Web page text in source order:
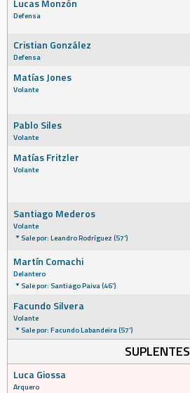
Lucas Monzón
Defensa
Cristian González
Defensa
Matías Jones
Volante
Pablo Siles
Volante
Matías Fritzler
Volante
Santiago Mederos
Volante
Sale por: Leandro Rodríguez (57')
Martín Comachi
Delantero
Sale por: Santiago Paiva (46')
Facundo Silvera
Volante
Sale por: Facundo Labandeira (57')
SUPLENTES
Luca Giossa
Arquero